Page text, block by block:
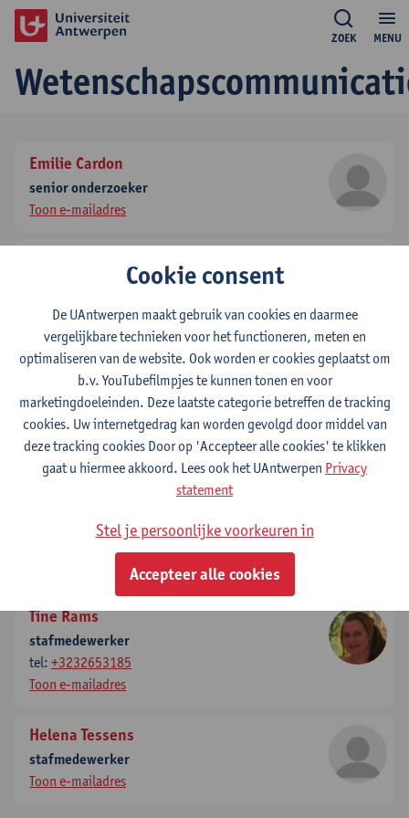
MENU
ZOEK
Emilie Cardon
senior onderzoeker
Toon e-mailadres
stafmedewerker
+3232653184
Toon e-mailadres
Myriam De Splenter
dossierbeheerder - expert
tel:+3232653135
Toon e-mailadres
domeincoördinator
+3232653127
Tine Rams
stafmedewerker
tel: +3232653185
Toon e-mailadres
Helena Tessens
stafmedewerker
Toon e-mailadres
Cookie consent
De UAntwerpen maakt gebruik van cookies en daarmee
vergelijkbare technieken voor het functioneren, meten en
optimaliseren van de website. Ook worden er cookies geplaatst om
b.v. YouTubefilmpjes te kunnen tonen en voor
marketingdoeleinden. Deze laatste categorie betreffen de tracking
cookies. Uw internetgedrag kan worden gevolgd door middel van
deze tracking cookies Door op 'Accepteer alle cookies' te klikken
gaat u hiermee akkoord. Lees ook het UAntwerpen Privacy
statement
Stel je persoonlijke voorkeuren in
Accepteer alle cookies